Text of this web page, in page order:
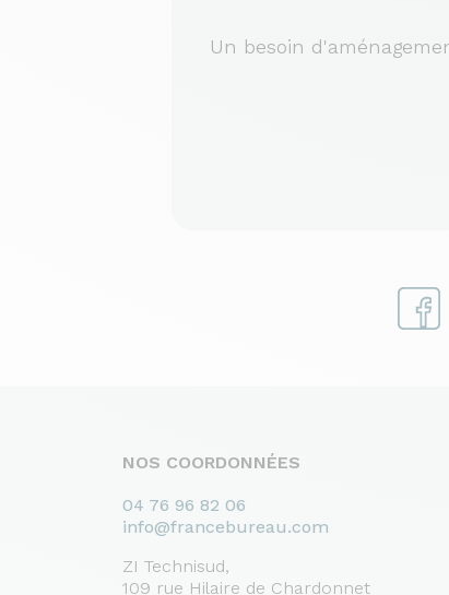
Un besoin
NOS COORDONNÉES
04 76 96 82 06
info@francebureau.com
ZI Technisud,
109 rue Hilaire de Chardonnet